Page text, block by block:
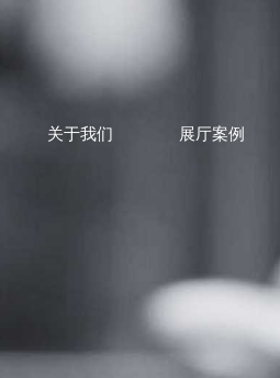
关于我们 展厅案例